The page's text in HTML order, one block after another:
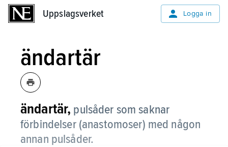
Uppslagsverket Logga in
ändartär
ändartär, pulsåder som saknar
förbindelser (anastomoser) med någon
annan pulsåder.